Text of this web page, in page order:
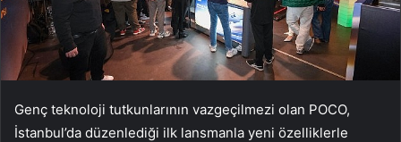
Genç teknoloji tutkunlarının vazgeçilmezi olan POCO,
İstanbul’da düzenlediği ilk lansmanla yeni özelliklerle